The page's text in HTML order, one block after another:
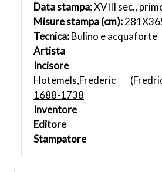
Data stampa:XVIII sec.,
Misure stampa (cm):
Tecnica:Bulino e acquaforte
Artista
Incisore
Hotemels,Frederic
1688-1738
Inventore
Editore
Stampatore